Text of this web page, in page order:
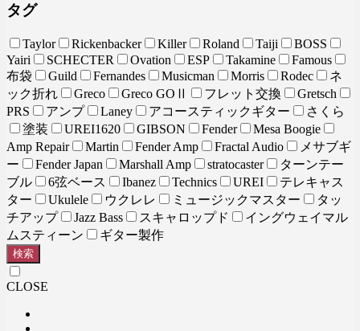
タグ
Taylor Rickenbacker Killer Roland Taiji
BOSS
Yairi
SCHECTER Ovation ESP Takamine
Famous
布袋
Guild Fernandes Musicman Morris Rodec
ネ
ック折れ
Greco Greco GOⅡ フレット交換
Gretsch
PRS
アンプ Laney アコースティックギター
さくら
塗装
UREI1620 GIBSON Fender
Mesa Boogie
Amp Repair
Martin Fender Amp Fractal Audio
メサブギ
ー
Fender Japan Marshall Amp stratocaster
ターンテー
ブル
6弦ベース Ibanez Technics UREI
テレキャス
ター
Ukulele ウクレレ ミュージックマスター
タッ
チアップ
Jazz Bass スキャロップド
イングウェイマル
ムスティーン
ギター製作
検索
CLOSE